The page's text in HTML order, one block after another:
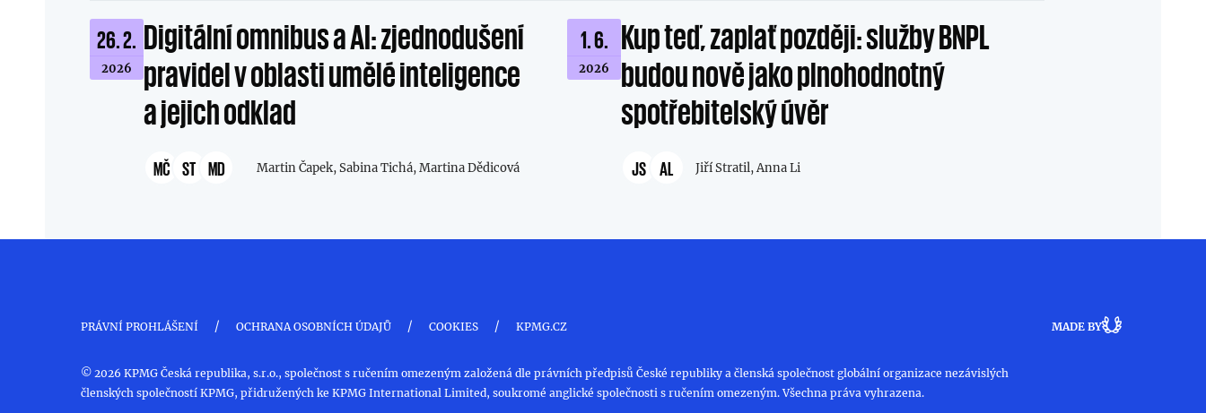
26. 2.
2026
Digitální omnibus a AI: zjednodušení
pravidel v oblasti umělé inteligence
a jejich odklad
MČ ST MD Martin Čapek,Sabina Tichá,Martina Dědicová
1. 6.
2026
Kup teď, zaplať později: služby BNPL
budou nově jako plnohodnotný
spotřebitelský úvěr
JS AL Jiří Stratil,Anna Li
PRÁVNÍ PROHLÁŠENÍ / OCHRANA OSOBNÍCH ÚDAJŮ / COOKIES / KPMG.CZ MADE BY
© 2026 KPMG Česká republika, s.r.o., společnost s ručením omezeným založená dle právních předpisů České republiky a členská společnost globální organizace nezávislých
členských společností KPMG, přidružených ke KPMG International Limited, soukromé anglické společnosti s ručením omezeným. Všechna práva vyhrazena.